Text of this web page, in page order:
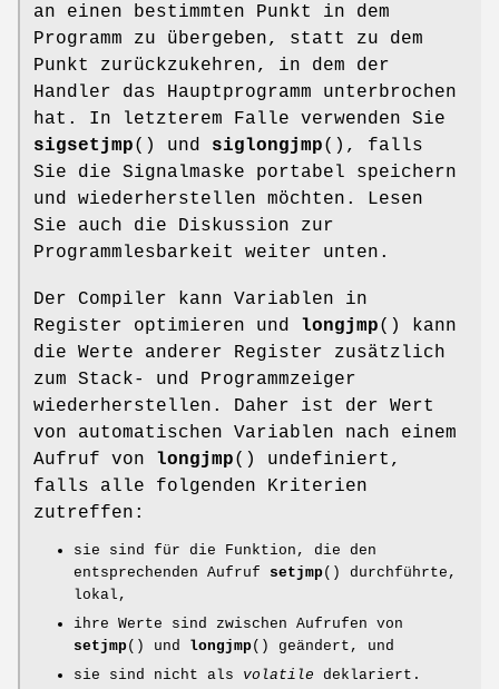
an einen bestimmten Punkt in dem
Programm zu übergeben, statt zu dem
Punkt zurückzukehren, in dem der
Handler das Hauptprogramm unterbrochen
hat. In letzterem Falle verwenden Sie
sigsetjmp() und siglongjmp(), falls
Sie die Signalmaske portabel speichern
und wiederherstellen möchten. Lesen
Sie auch die Diskussion zur
Programmlesbarkeit weiter unten.
Der Compiler kann Variablen in
Register optimieren und longjmp() kann
die Werte anderer Register zusätzlich
zum Stack- und Programmzeiger
wiederherstellen. Daher ist der Wert
von automatischen Variablen nach einem
Aufruf von longjmp() undefiniert,
falls alle folgenden Kriterien
zutreffen:
sie sind für die Funktion, die den
entsprechenden Aufruf setjmp() durchführte,
lokal,
ihre Werte sind zwischen Aufrufen von
setjmp() und longjmp() geändert, und
sie sind nicht als volatile deklariert.